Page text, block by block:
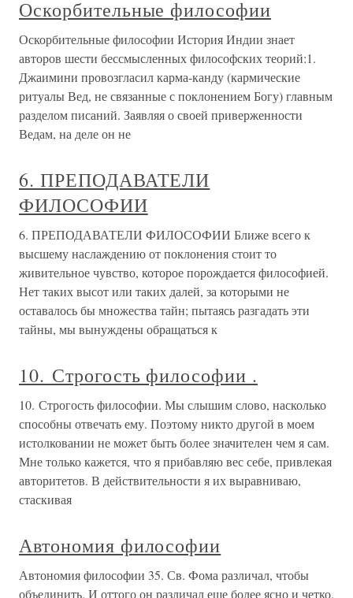
Оскорбительные философии
Оскорбительные философии История Индии знает
авторов шести бессмысленных философских теорий:1.
Джаимини провозгласил карма-канду (кармические
ритуалы Вед, не связанные с поклонением Богу) главным
разделом писаний. Заявляя о своей приверженности
Ведам, на деле он не
6. ПРЕПОДАВАТЕЛИ
ФИЛОСОФИИ
6. ПРЕПОДАВАТЕЛИ ФИЛОСОФИИ Ближе всего к
высшему наслаждению от поклонения стоит то
живительное чувство, которое порождается философией.
Нет таких высот или таких далей, за которыми не
оставалось бы множества тайн; пытаясь разгадать эти
тайны, мы вынуждены обращаться к
10. Строгость философии .
10. Строгость философии. Мы слышим слово, насколько
способны отвечать ему. Поэтому никто другой в моем
истолковании не может быть более значителен чем я сам.
Мне только кажется, что я прибавляю вес себе, привлекая
авторитетов. В действительности я их выравниваю,
стаскивая
Автономия философии
Автономия философии 35. Св. Фома различал, чтобы
объединить. И оттого он различал еще более ясно и четко.